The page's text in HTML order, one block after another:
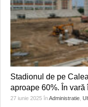
Stadionul de pe
aproape 60%. În vară
27 iunie 2025 înAdministratie